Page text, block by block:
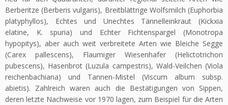
Berberitze (Berberis vulgaris), Breitblättrige Wolfsmilch (Euphorbia
platyphyllos), Echtes und Unechtes Tännelleinkraut (Kickxia
elatine, K. spuria) und Echter Fichtenspargel (Monotropa
hypopitys), aber auch weit verbreitete Arten wie Bleiche Segge
(Carex pallescens), Flaumiger Wiesenhafer (Helictotrichon
pubescens), Hasenbrot (Luzula campestris), Wald-Veilchen (Viola
reichenbachiana) und Tannen-Mistel (Viscum album subsp.
abietis). Zahlreich waren auch die Bestätigungen von Sippen,
deren letzte Nachweise vor 1970 lagen, zum Beispiel für die Arten